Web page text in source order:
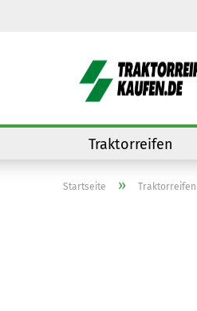
Traktorreifen
Startseite » Traktorreifen